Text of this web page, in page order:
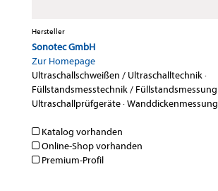
Hersteller
Sonotec GmbH
Zur Homepage
Ultraschallschweißen / Ultraschalltechnik·
Füllstandsmesstechnik / Füllstandsmessung
Ultraschallprüfgeräte·Wanddickenmessung
Katalog vorhanden
Online-Shop vorhanden
Premium-Profil